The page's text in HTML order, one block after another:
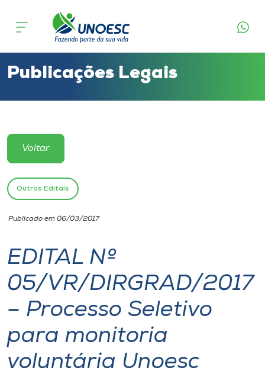
Cursos
Atendimento ao Estudante
Portal de Ensino
Unoesc
Internacionalização
I.nova
Cultura
Publicações Legais
Voltar
Outros Editais
Publicado em 06/03/2017
EDITAL Nº
05/VR/DIRGRAD/2017
– Processo Seletivo
para monitoria
voluntária Unoesc